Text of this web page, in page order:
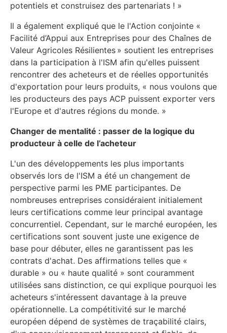
potentiels et construisez des partenariats ! »
Il a également expliqué que le l'Action conjointe «
Facilité d’Appui aux Entreprises pour des Chaînes de
Valeur Agricoles Résilientes » soutient les entreprises
dans la participation à l'ISM afin qu'elles puissent
rencontrer des acheteurs et de réelles opportunités
d'exportation pour leurs produits, « nous voulons que
les producteurs des pays ACP puissent exporter vers
l'Europe et d'autres régions du monde. »
Changer de mentalité : passer de la logique du
producteur à celle de l’acheteur
L'un des développements les plus importants
observés lors de l'ISM a été un changement de
perspective parmi les PME participantes. De
nombreuses entreprises considéraient initialement
leurs certifications comme leur principal avantage
concurrentiel. Cependant, sur le marché européen, les
certifications sont souvent juste une exigence de
base pour débuter, elles ne garantissent pas les
contrats d'achat. Des affirmations telles que «
durable » ou « haute qualité » sont couramment
utilisées sans distinction, ce qui explique pourquoi les
acheteurs s'intéressent davantage à la preuve
opérationnelle. La compétitivité sur le marché
européen dépend de systèmes de traçabilité clairs,